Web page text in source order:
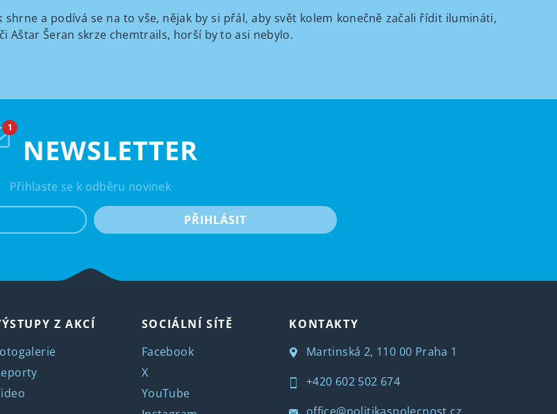
shrne a podívá se na to vše, nějak by si přál, aby svět kolem konečně začali řídit ilumináti,
Aštar Šeran skrze chemtrails, horší by to asi nebylo.
NEWSLETTER
Přihlaste se k odběru novinek
PŘIHLÁSIT
Z AKCÍ
SOCIÁLNÍ SÍTĚ
Facebook
X
YouTube
KONTAKTY
Martinská 2, 110 00 Praha 1
+420 602 502 674